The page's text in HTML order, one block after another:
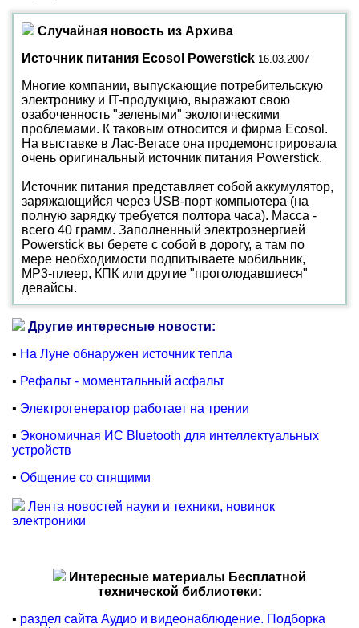
Случайная новость из Архива
Источник питания Ecosol Powerstick 16.03.2007
Многие компании, выпускающие потребительскую
электронику и IT-продукцию, выражают свою
озабоченность "зелеными" экологическими
проблемами. К таковым относится и фирма Ecosol.
На выставке в Лас-Вегасе она продемонстрировала
очень оригинальный источник питания Powerstick.
Источник питания представляет собой аккумулятор,
заряжающийся через USB-порт компьютера (на
полную зарядку требуется полтора часа). Масса -
всего 40 грамм. Заполненный электроэнергией
Powerstick вы берете с собой в дорогу, а там по
мере необходимости подпитываете мобильник,
MP3-плеер, КПК или другие "проголодавшиеся"
девайсы.
Другие интересные новости:
▪ На Луне обнаружен источник тепла
▪ Рефальт - моментальный асфальт
▪ Электрогенератор работает на трении
▪ Экономичная ИС Bluetooth для интеллектуальных
устройств
▪ Общение со спящими
Лента новостей науки и техники, новинок
электроники
Интересные материалы Бесплатной
технической библиотеки:
▪ раздел сайта Аудио и видеонаблюдение. Подборка